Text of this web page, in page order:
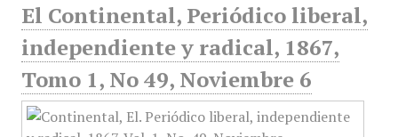
El Continental, Periódico liberal,
independiente y radical, 1867,
Tomo 1, No 49, Noviembre 6